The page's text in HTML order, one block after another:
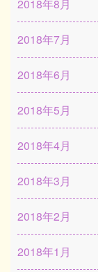
2018年8月
2018年7月
2018年6月
2018年5月
2018年4月
2018年3月
2018年2月
2018年1月